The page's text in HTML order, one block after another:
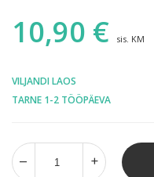
10,90 € sis. KM
VILJANDI LAOS
TARNE 1-2 TÖÖPÄEVA